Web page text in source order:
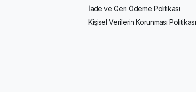
İade ve Geri Ödeme Politikası
Kişisel Verilerin Korunması Politikası